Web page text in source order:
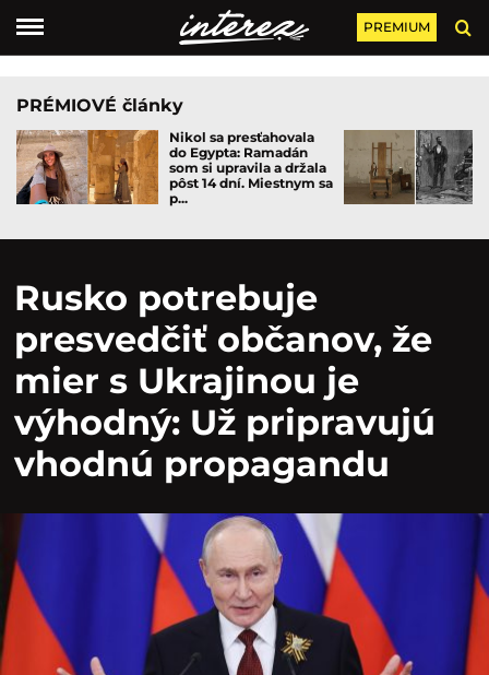
PREMIUM
PRÉMIOVÉ články
Nikol sa presťahovala
do Egypta: Ramadán
som si upravila a držala
pôst 14 dní. Miestnym sa
p...
Rusko potrebuje
presvedčiť občanov, že
mier s Ukrajinou je
výhodný: Už pripravujú
vhodnú propagandu